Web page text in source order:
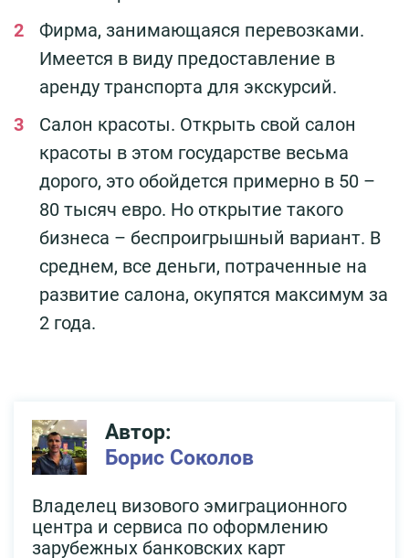
Фирма, занимающаяся перевозками.
Имеется в виду предоставление в
аренду транспорта для экскурсий.
Салон красоты. Открыть свой салон
красоты в этом государстве весьма
дорого, это обойдется примерно в 50 –
80 тысяч евро. Но открытие такого
бизнеса – беспроигрышный вариант. В
среднем, все деньги, потраченные на
развитие салона, окупятся максимум за
2 года.
Автор:
Борис Соколов
Владелец визового эмиграционного
центра и сервиса по оформлению
зарубежных банковских карт